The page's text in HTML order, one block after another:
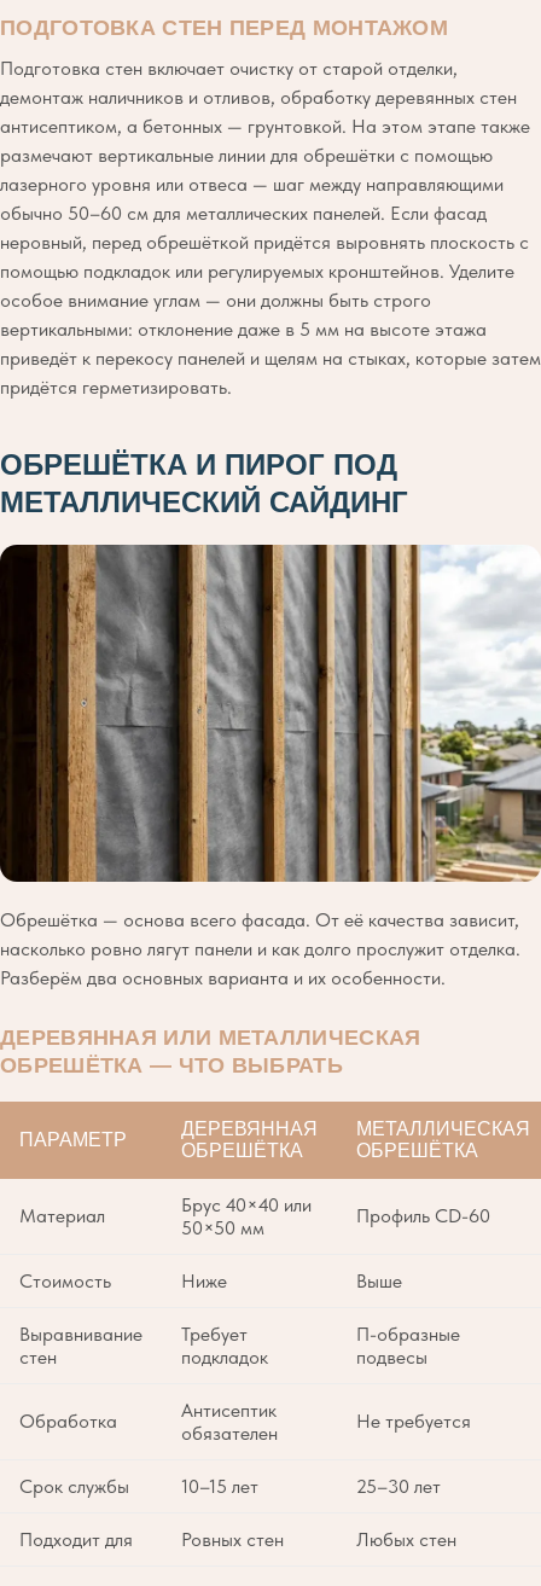
ПОДГОТОВКА СТЕН ПЕРЕД МОНТАЖОМ
Подготовка стен включает очистку от старой отделки,
демонтаж наличников и отливов, обработку деревянных стен
антисептиком, а бетонных — грунтовкой. На этом этапе также
размечают вертикальные линии для обрешётки с помощью
лазерного уровня или отвеса — шаг между направляющими
обычно 50–60 см для металлических панелей. Если фасад
неровный, перед обрешёткой придётся выровнять плоскость с
помощью подкладок или регулируемых кронштейнов. Уделите
особое внимание углам — они должны быть строго
вертикальными: отклонение даже в 5 мм на высоте этажа
приведёт к перекосу панелей и щелям на стыках, которые затем
придётся герметизировать.
ОБРЕШЁТКА И ПИРОГ ПОД
МЕТАЛЛИЧЕСКИЙ САЙДИНГ
Обрешётка — основа всего фасада. От её качества зависит,
насколько ровно лягут панели и как долго прослужит отделка.
Разберём два основных варианта и их особенности.
ДЕРЕВЯННАЯ ИЛИ МЕТАЛЛИЧЕСКАЯ
ОБРЕШЁТКА — ЧТО ВЫБРАТЬ
ПАРАМЕТР
ДЕРЕВЯННАЯ
ОБРЕШЁТКА
МЕТАЛЛИЧЕСКАЯ
ОБРЕШЁТКА
Материал
Брус 40×40 или
50×50 мм
Профиль CD-60
Стоимость Ниже Выше
Выравнивание
стен
Требует
подкладок
П-образные
подвесы
Обработка
Антисептик
обязателен
Не требуется
Срок службы 10–15 лет 25–30 лет
Подходит для Ровных стен Любых стен